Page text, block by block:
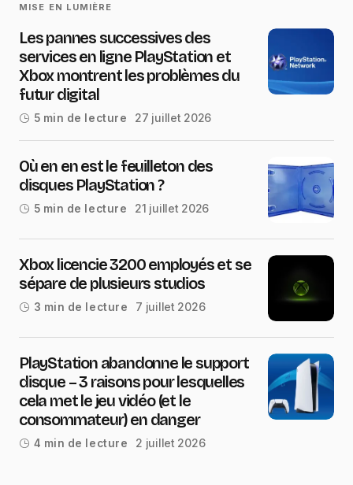
MISE EN LUMIÈRE
Les pannes successives des
services en ligne PlayStation et
Xbox montrent les problèmes du
futur digital
5 min de lecture 27 juillet 2026
Où en en est le feuilleton des
disques PlayStation ?
5 min de lecture 21 juillet 2026
Xbox licencie 3200 employés et se
sépare de plusieurs studios
3 min de lecture 7 juillet 2026
PlayStation abandonne le support
disque – 3 raisons pour lesquelles
cela met le jeu vidéo (et le
consommateur) en danger
4 min de lecture 2 juillet 2026